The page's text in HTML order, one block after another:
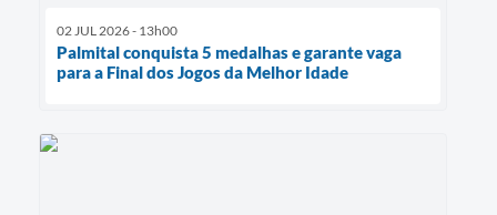
02 JUL 2026 - 13h00
Palmital conquista 5 medalhas e garante vaga
para a Final dos Jogos da Melhor Idade